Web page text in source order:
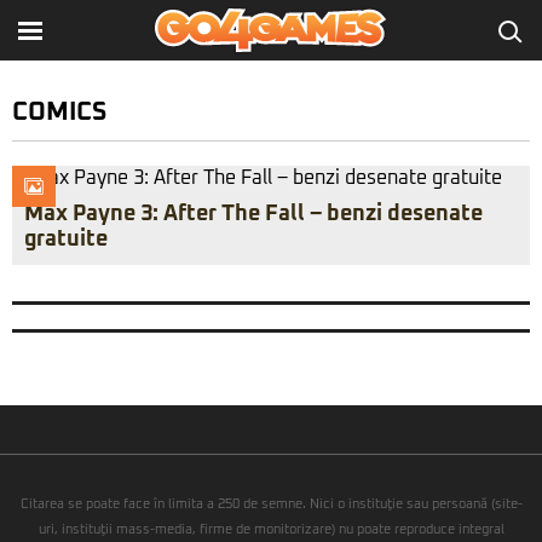
COMICS
Max Payne 3: After The Fall – benzi desenate
gratuite
Citarea se poate face în limita a 250 de semne. Nici o instituţie sau persoană (site-
uri, instituţii mass-media, firme de monitorizare) nu poate reproduce integral